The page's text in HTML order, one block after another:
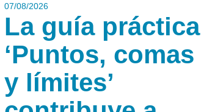
07/08/2026
La guía práctica
‘Puntos, comas
y límites’